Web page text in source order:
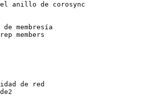
anillo de corosync
membresía
de red